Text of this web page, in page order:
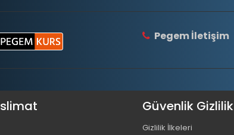
Pegem İletişim
Güvenlik Gizlilik
Gizlilik İlkeleri